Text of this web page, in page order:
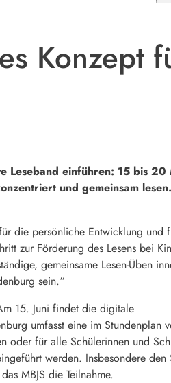
Konzept
einführen: 15 bis 20
und gemeinsam lesen.
die persönliche Entwicklung und
zur Förderung des Lesens bei
gemeinsame Lesen-Üben
sein.“
15. Juni findet die digitale
umfasst eine im Stundenplan
oder für alle Schülerinnen und
werden. Insbesondere den
MBJS die Teilnahme.